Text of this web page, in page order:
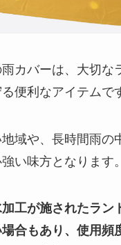
カバーは、大切な
便利なアイテムで
域や、長時間雨の
い味方となります。
工が施されたラン
合もあり、使用頻